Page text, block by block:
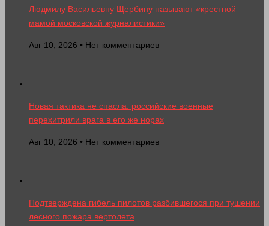
Людмилу Васильевну Щербину называют «крестной
мамой московской журналистики»
Авг 10, 2026 • Нет комментариев
Новая тактика не спасла: российские военные
перехитрили врага в его же норах
Авг 10, 2026 • Нет комментариев
Подтверждена гибель пилотов разбившегося при тушении
лесного пожара вертолета